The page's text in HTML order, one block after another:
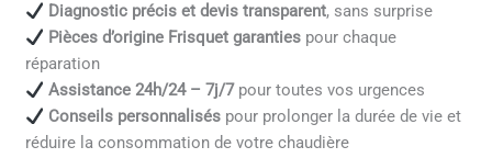
Diagnostic précis et devis transparent, sans surprise
Pièces d’origine Frisquet garantiespour chaque
réparation
Assistance 24h/24 – 7j/7pour toutes vos urgences
Conseils personnaliséspour prolonger la durée de vie et
réduire la consommation de votre chaudière